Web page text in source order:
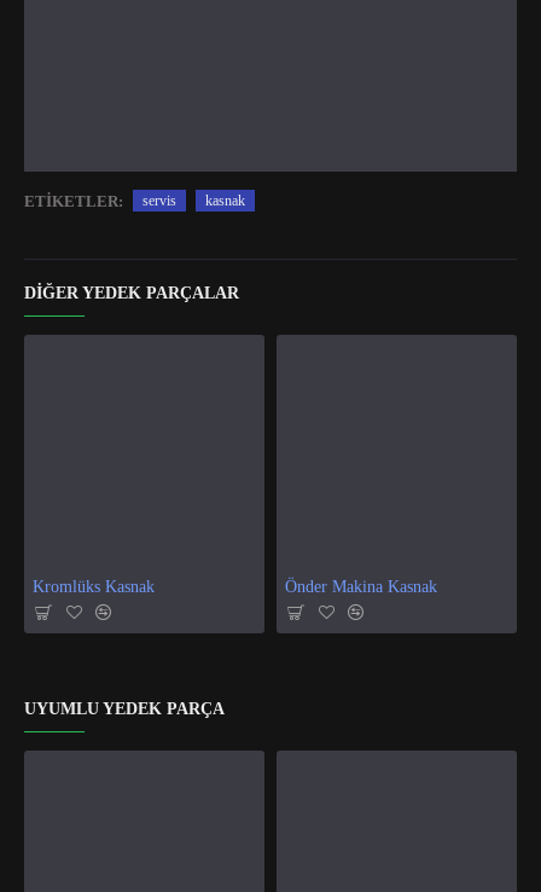
ETIKETLER: servis kasnak
DIĞER YEDEK PARÇALAR
Kromlüks Kasnak Önder Makina Kasnak
UYUMLU YEDEK PARÇA